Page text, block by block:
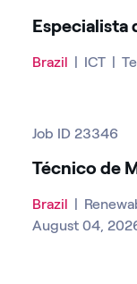
Especialista
Brazil | ICT |
Job ID 23346
Técnico de
Brazil |
August 04,